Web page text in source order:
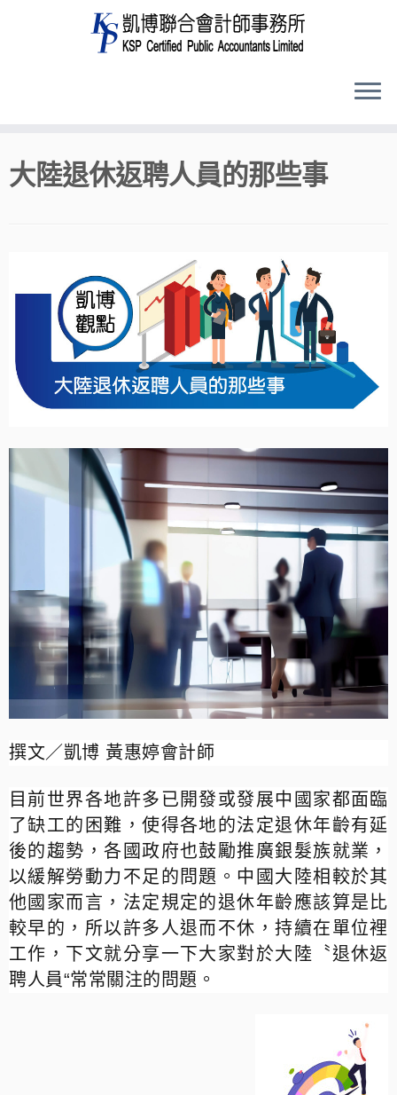
to
content
大陸退休返聘人員的那些事
撰文／凱博 黃惠婷會計師
目前世界各地許多已開發或發展中國家都面臨
了缺工的困難，使得各地的法定退休年齡有延
後的趨勢，各國政府也鼓勵推廣銀髮族就業，
以緩解勞動力不足的問題。中國大陸相較於其
他國家而言，法定規定的退休年齡應該算是比
較早的，所以許多人退而不休，持續在單位裡
工作，下文就分享一下大家對於大陸〝退休返
聘人員“常常關注的問題。